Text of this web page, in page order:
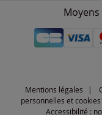
Mentions légales
personnelles et cookies
Accessibilité :